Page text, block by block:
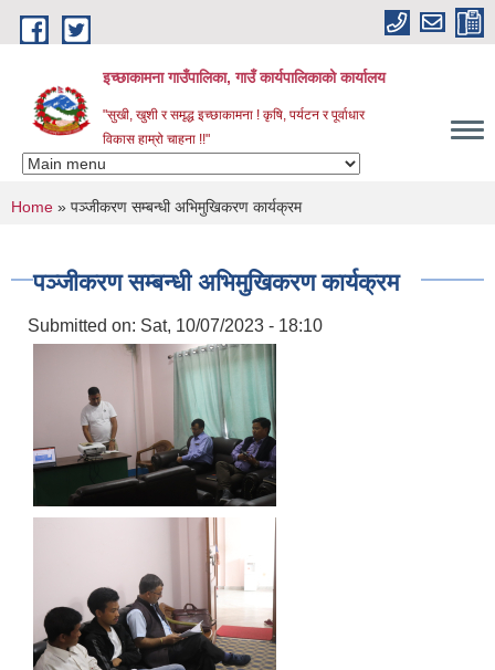
Skip to main content
इच्छाकामना गाउँपालिका, गाउँ कार्यपालिकाको कार्यालय
"सुखी, खुशी र समृद्ध इच्छाकामना ! कृषि, पर्यटन र पूर्वाधार
विकास हाम्रो चाहना !!"
You are here
Home » पञ्जीकरण सम्बन्धी अभिमुखिकरण कार्यक्रम
पञ्जीकरण सम्बन्धी अभिमुखिकरण कार्यक्रम
Submitted on: Sat, 10/07/2023 - 18:10